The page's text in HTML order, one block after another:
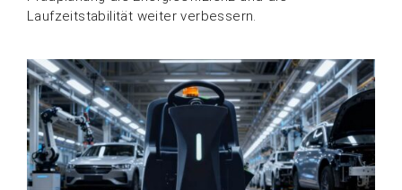
Laufzeitstabilität weiter verbessern.